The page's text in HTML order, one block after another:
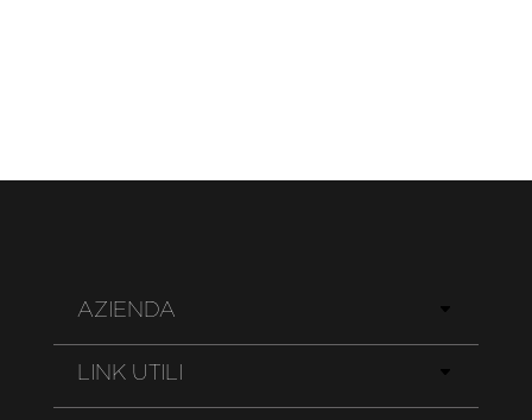
AZIENDA
LINK UTILI